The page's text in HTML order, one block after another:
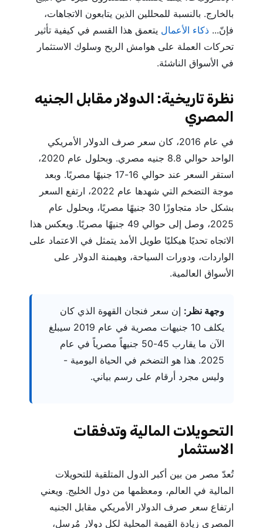
بالخارج. بالنسبة للمحللين الذين يتابعون الاتجاهات،
فإنّ... ذكاء الأعمال يتعمق هذا القسم في كيفية تأثير
تحركات العملة على هوامش الربح وسلوك الاستثمار
في الأسواق الناشئة.
نظرة تاريخية: الدولار مقابل الجنيه
المصري
في عام 2016، كان سعر صرف الدولار الأمريكي
الواحد حوالي 8.8 جنيه مصري. وبحلول عام 2020،
استقر السعر عند حوالي 16-17 جنيهًا مصريًا. وبعد
موجة التضخم التي شهدها عام 2022، ارتفع السعر
بشكل حاد متجاوزًا 30 جنيهًا مصريًا، وبحلول عام
2025، وصل إلى حوالي 49 جنيهًا مصريًا. ويعكس هذا
الاتجاه تحديًا هيكليًا طويل الأمد يتمثل في الاعتماد على
الواردات، ودورات السياحة، وهيمنة الدولار على
الأسواق العالمية.
وجهة نظر: إن سعر فنجان القهوة الذي كان
يكلف 10 جنيهات مصرية في عام 2019 سيبلغ
الآن ما يقارب 45-50 جنيهاً مصرياً في عام
2025. هذا هو التضخم في الحياة اليومية -
وليس مجرد أرقام على رسم بياني.
التحويلات المالية وتدفقات
الاستثمار
تُعدّ مصر من بين أكبر الدول المتلقية للتحويلات
المالية في العالم، ومعظمها من دول الخليج. ويعني
ارتفاع سعر صرف الدولار الأمريكي مقابل الجنيه
المصري زيادة القيمة المحلية لكل دولار مُرسل،